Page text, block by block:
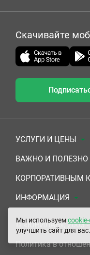
Скачивайте
УСЛУГИ И ЦЕНЫ
Анализы
Комплексы
УЗИ
ЭКГ/Холтер/СМАД
Приемы врачей
ВАЖНО И ПОЛЕЗНО
Документы для
Система скидок
Подарочные
Сертификаты на
КОРПОРАТИВНЫМ
Медицинским
Прочим
ИНФОРМАЦИЯ
О Компании
Контакты
© «ЮНИЛАБ», 2003 -
Политика в
Мы используем
улучшить сайт для вас.